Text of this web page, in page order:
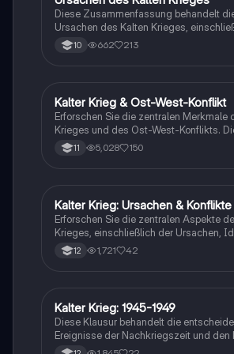
Studierende, die sich mit der
Jahrhunderts und deren literarischen
auseinandersetzen möchten.
Diese Zusammenfassung behandelt
Ursachen des Kalten Krieges,
politischen Systeme von USA und
um Deutschland, die bipolare
10 662 213
Geschichte
Kalter Krieg & Ost-West-Konflikt
Erforschen Sie die zentralen Merkmale
Krieges und des Ost-West-Konflikts.
Zusammenfassung behandelt die
Phasen, Streitpunkte und die
und ihrer Auswirkungen auf die
suchen.
11 5,028 150
Geschichte
Kalter Krieg: Ursachen & Konflikte
Erforschen Sie die zentralen Aspekte
Krieges, einschließlich der Ursachen,
bedeutenden Konflikte wie der Berlin
der Kubakrise. Diese
12 1,721 42
Geschichte
Kalter Krieg: 1945-1949
Diese Klausur behandelt die
Ereignisse der Nachkriegszeit und den
einschließlich der Truman-Doktrin, der